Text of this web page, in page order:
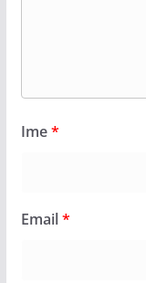
Ime*
Email*